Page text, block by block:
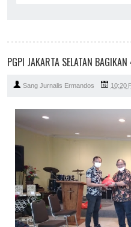
PGPI JAKARTA SELATAN
Sang Jurnalis Ermandos 10:20